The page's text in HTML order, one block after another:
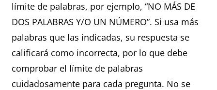
límite de palabras, por ejemplo, “NO MÁS DE
DOS PALABRAS Y/O UN NÚMERO”. Si usa más
palabras que las indicadas, su respuesta se
calificará como incorrecta, por lo que debe
comprobar el límite de palabras
cuidadosamente para cada pregunta. No se